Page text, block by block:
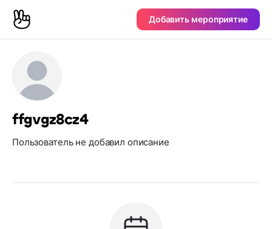
Добавить мероприятие
ffgvgz8cz4
Пользователь не добавил описание